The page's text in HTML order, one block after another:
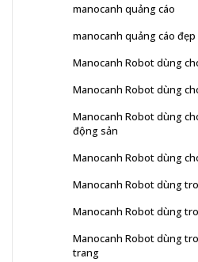
manocanh quảng cáo
manocanh quảng cáo đẹp
Manocanh Robot dùng
Manocanh Robot dùng
Manocanh Robot dùng
động sản
Manocanh Robot dùng
Manocanh Robot dùng
Manocanh Robot dùng
Manocanh Robot dùng
trang